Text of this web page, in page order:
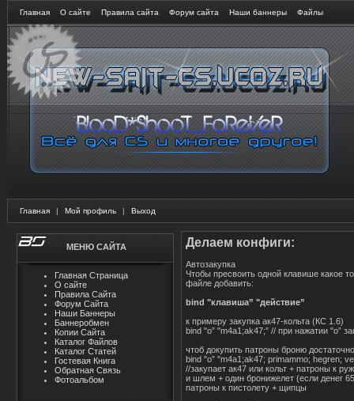
Главная О сайте Правила сайта Форум сайта Наши баннеры Файлы
Главная | Мой профиль | Выход
МЕНЮ САЙТА
Главная Страница
О сайте
Правила Сайта
Форум Сайта
Наши Баннеры
Баннеробмен
Копии Сайта
Каталог Файлов
Каталог Статей
Гостевая Книга
Обратная Связь
Фотоальбом
Делаем конфиги:
Автозакупка
Чтобы пресвоить одной клавише какое
файле добавить:
bind "клавиша” "действие”
к примеру закупка ак47-кольта (КС 1.6)
bind "o” "m4a1;ak47;” // при нажатии "o”
чтоб докупить патроны броню
bind "o” "m4a1;ak47; primammo; hegren;
//закупает ак47 или кольт + патроны к
и шлем + один бронижелет (если денег
патроны к пистолету + щипцы